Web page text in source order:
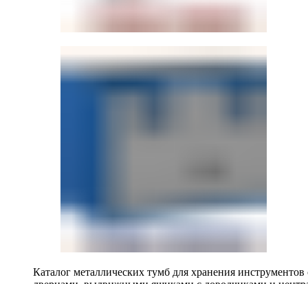
Каталог металлических тумб для хранения